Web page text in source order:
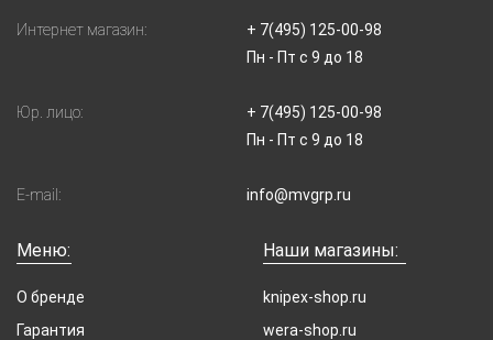
Интернет магазин:
+ 7(495) 125-00-98
Пн - Пт с 9 до 18
Юр. лицо:
+ 7(495) 125-00-98
Пн - Пт с 9 до 18
E-mail: info@mvgrp.ru
Меню:
О бренде
Гарантия
Наши магазины:
knipex-shop.ru
wera-shop.ru